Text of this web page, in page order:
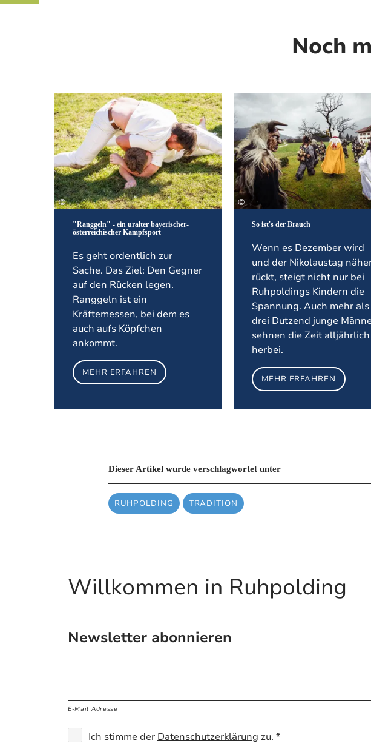
Noch
©
"Ranggeln" - ein uralter bayerischer-
österreichischer Kampfsport
Es geht ordentlich zur
Sache. Das Ziel: Den Gegner
auf den Rücken legen.
Ranggeln ist ein
Kräftemessen, bei dem es
auch aufs Köpfchen
ankommt.
MEHR ERFAHREN
©
So ist's der Brauch
Wenn es Dezember wird
und der Nikolaustag
rückt, steigt nicht nur bei
Ruhpoldings Kindern die
Spannung. Auch mehr als
drei Dutzend junge
sehnen die Zeit alljährlich
herbei.
MEHR ERFAHREN
Dieser Artikel wurde verschlagwortet unter
RUHPOLDING TRADITION
Willkommen in Ruhpolding
Newsletter abonnieren
E-Mail Adresse
Ich stimme der Datenschutzerklärung zu. *